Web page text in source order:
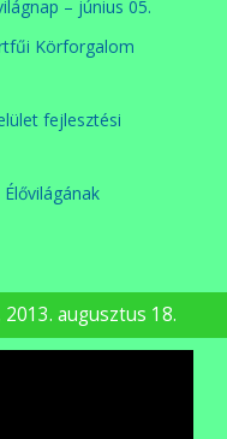
– június 05.
Körforgalom
fejlesztési
augusztus 18.